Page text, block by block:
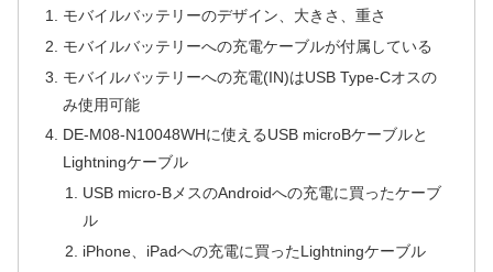
モバイルバッテリーのデザイン、大きさ、重さ
モバイルバッテリーへの充電ケーブルが付属している
モバイルバッテリーへの充電(IN)はUSB Type-Cオスの
み使用可能
DE-M08-N10048WHに使えるUSB microBケーブルと
Lightningケーブル
USB micro-BメスのAndroidへの充電に買ったケーブ
ル
iPhone、iPadへの充電に買ったLightningケーブル